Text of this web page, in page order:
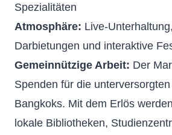
Spezialitäten
Atmosphäre: Live-
Darbietungen und interaktive
Gemeinnützige Arbeit: Der
Spenden für die
Bangkoks. Mit dem Erlös
lokale Bibliotheken,